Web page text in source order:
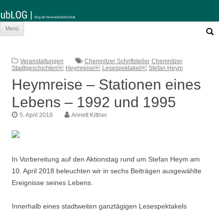
Menü
nach:
Veranstaltungen Chemnitzer Schriftsteller Chemnitzer
Stadtgeschichten￼ Heymreise￼ Lesespektakel￼ Stefan Heym
Heymreise – Stationen eines
Lebens – 1992 und 1995
5. April 2018 Annett Kittner
In Vorbereitung auf den Aktionstag rund um Stefan Heym am
10. April 2018 beleuchten wir in sechs Beiträgen ausgewählte
Ereignisse seines Lebens.
Innerhalb eines stadtweiten ganztägigen Lesespektakels